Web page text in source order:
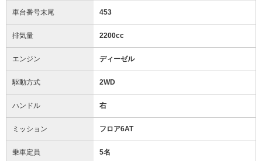
車台番号末尾 453
排気量 2200cc
エンジン ディーゼル
駆動方式 2WD
ハンドル 右
ミッション フロア6AT
乗車定員 5名